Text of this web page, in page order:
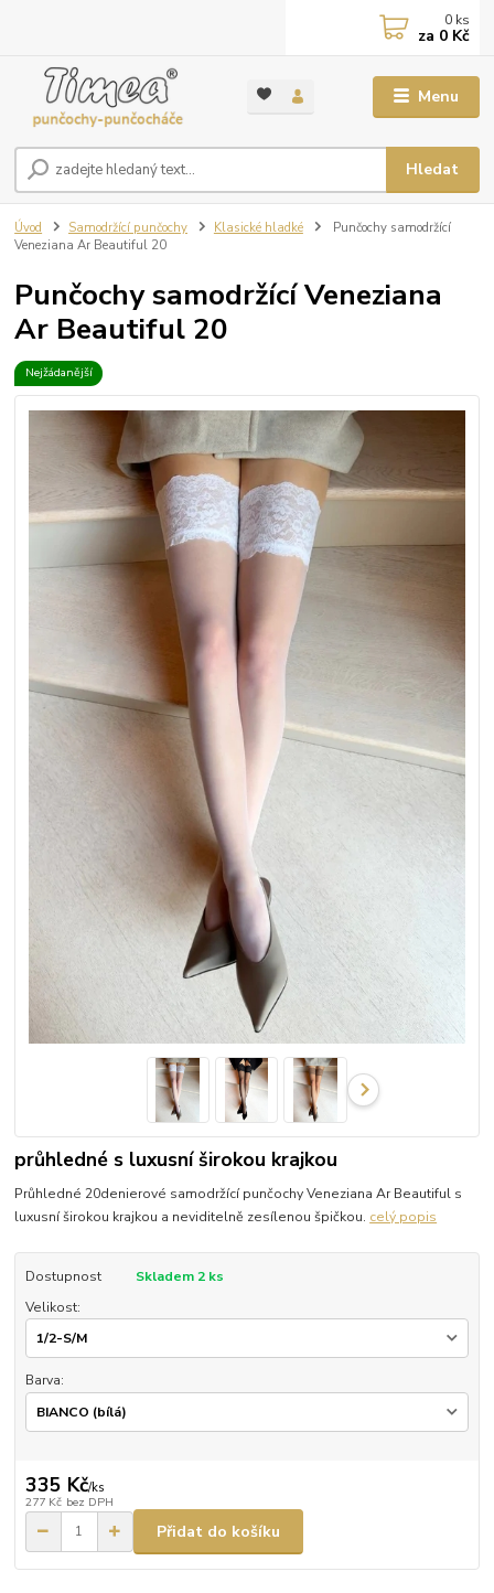
Menu
Hledat
0 ks
za 0 Kč
Úvod Samodržící punčochy Klasické hladké
Punčochy samodržící
Veneziana Ar Beautiful 20
Punčochy samodržící Veneziana
Ar Beautiful 20
Nejžádanější
průhledné s luxusní širokou krajkou
Průhledné 20denierové samodržící punčochy Veneziana Ar Beautiful s
luxusní širokou krajkou a neviditelně zesílenou špičkou. celý popis
Dostupnost
Skladem 2 ks
Velikost:
Barva:
335 Kč/ks
277 Kč bez DPH
Přidat do košíku